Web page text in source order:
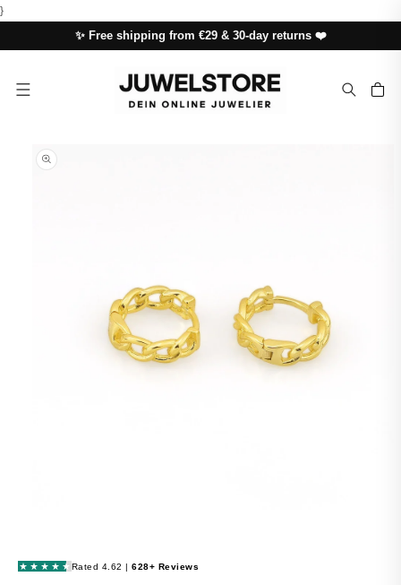
}
CONTENT
✨ Free shipping from €29 & 30-day returns ❤️
Cart
PRODUCT
INFORMATION
MODAL